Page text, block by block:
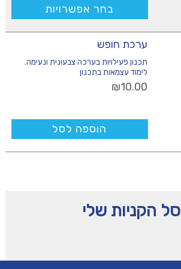
עד
⁦₪60.00⁩
בחר אפשרויות
ערכת חופש
תכנון פעילויות בערכה צבעונית ונעימה.
לימוד עצמאות בתכנון
₪10.00
הוספה לסל
סל הקניות שלי